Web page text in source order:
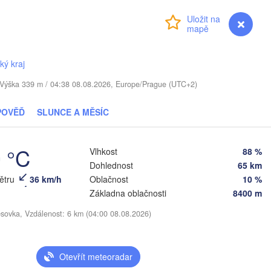
myVentusky Předpověď
kraj
339 m / 04:38 08.08.2026, Europe/Prague (UTC+2)
SLUNCE A MĚSÍC
36 km/h
Vlhkost
88 %
Dohlednost
65 km
Oblačnost
10 %
Základna oblačnosti
8400 m
Vzdálenost: 6 km (04:00 08.08.2026)
Otevřít meteoradar
(Minsk)
Vilnius
Бабруйск
(Babrujsk)
Баранавічы
(Baranavičy)
Салігорск
Віцебск
(Viciebsk)
BĚLORUSKO